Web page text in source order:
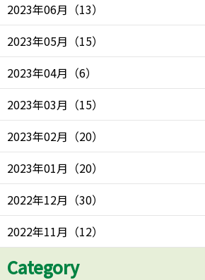
2023年06月 （13）
2023年05月 （15）
2023年04月 （6）
2023年03月 （15）
2023年02月 （20）
2023年01月 （20）
2022年12月 （30）
2022年11月 （12）
Category